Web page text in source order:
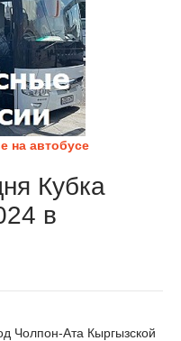
на автобусе
Кубка
в
Чолпон-Ата Кыргызской